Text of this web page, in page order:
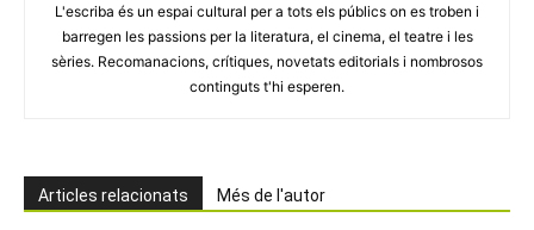
L'escriba és un espai cultural per a tots els públics on es troben i
barregen les passions per la literatura, el cinema, el teatre i les
sèries. Recomanacions, crítiques, novetats editorials i nombrosos
continguts t'hi esperen.
Articles relacionats Més de l'autor